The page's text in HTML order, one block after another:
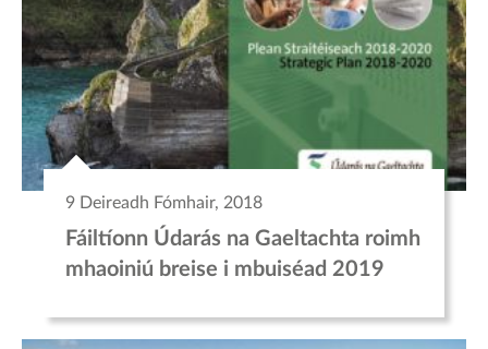
9 Deireadh Fómhair, 2018
Fáiltíonn Údarás na Gaeltachta roimh
mhaoiniú breise i mbuiséad 2019